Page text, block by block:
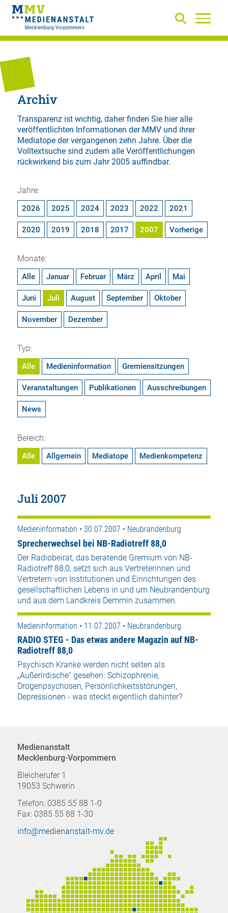
Archiv
Transparenz ist wichtig, daher finden Sie hier alle
veröffentlichten Informationen der MMV und ihrer
Mediatope der vergangenen zehn Jahre. Über die
Volltextsuchesind zudem alle Veröffentlichungen
rückwirkend bis zum Jahr 2005 auffindbar.
Jahre:
2026 2025 2024 2023 2022 2021
2020 2019 2018 2017 2007 Vorherige
Monate:
Alle Januar Februar März April Mai
Juni Juli August September Oktober
November Dezember
Typ:
Alle Medieninformation Gremiensitzungen
Veranstaltungen Publikationen Ausschreibungen
News
Bereich:
Alle Allgemein Mediatope Medienkompetenz
Juli 2007
Medieninformation • 30.07.2007 • Neubrandenburg
Sprecherwechsel bei NB-Radiotreff 88,0
Der Radiobeirat, das beratende Gremium von NB-
Radiotreff 88,0, setzt sich aus Vertreterinnen und
Vertretern von Institutionen und Einrichtungen des
gesellschaftlichen Lebens in und um Neubrandenburg
und aus dem Landkreis Demmin zusammen.
Medieninformation • 11.07.2007 • Neubrandenburg
RADIO STEG - Das etwas andere Magazin auf NB-
Radiotreff 88,0
Psychisch Kranke werden nicht selten als
„Außerirdische“ gesehen. Schizophrenie,
Drogenpsychosen, Persönlichkeitsstörungen,
Depressionen - was steckt eigentlich dahinter?
Medienanstalt
Mecklenburg-Vorpommern
Bleicherufer 1
19053 Schwerin
Telefon: 0385 55 88 1-0
Fax: 0385 55 88 1-30
info@medienanstalt-mv.de